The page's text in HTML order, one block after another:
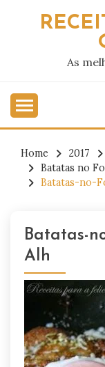
As
Home 2017
Batatas no
Batatas-no-
Batatas-
Alh